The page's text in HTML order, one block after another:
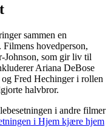
sammen en
hovedperson,
Johnson, som gir liv til
Ariana DeBose
Fred Hechinger i rollen
halvbror.
i andre filmer
i Hjem kjære hjem